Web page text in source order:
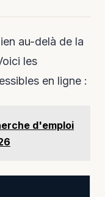
au-delà de la
les
en ligne :
d'emploi